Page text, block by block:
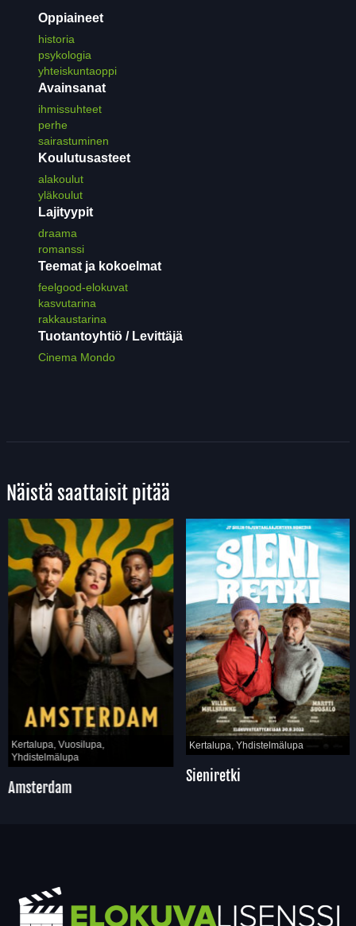
Oppiaineet
historia
psykologia
yhteiskuntaoppi
Avainsanat
ihmissuhteet
perhe
sairastuminen
Koulutusasteet
alakoulut
yläkoulut
Lajityypit
draama
romanssi
Teemat ja kokoelmat
feelgood-elokuvat
kasvutarina
rakkaustarina
Tuotantoyhtiö / Levittäjä
Cinema Mondo
Näistä saattaisit pitää
Kertalupa, Vuosilupa,
Yhdistelmälupa
Amsterdam
Kertalupa, Yhdistelmälupa
Sieniretki